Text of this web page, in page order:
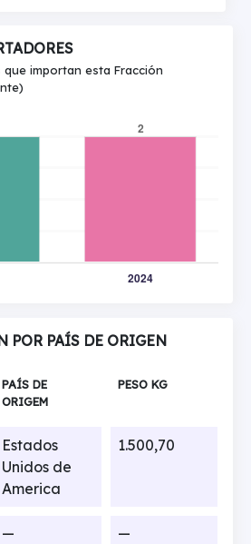
que importan esta Fracción
POR PAÍS DE ORIGEN
PAÍS DE
ORIGEM
PESO KG
Estados
Unidos de
America
1.500,70
— —